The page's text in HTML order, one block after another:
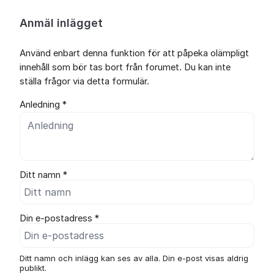
Anmäl inlägget
Använd enbart denna funktion för att påpeka olämpligt
innehåll som bör tas bort från forumet. Du kan inte
ställa frågor via detta formulär.
Anledning *
Ditt namn *
Din e-postadress *
Ditt namn och inlägg kan ses av alla. Din e-post visas aldrig
publikt.